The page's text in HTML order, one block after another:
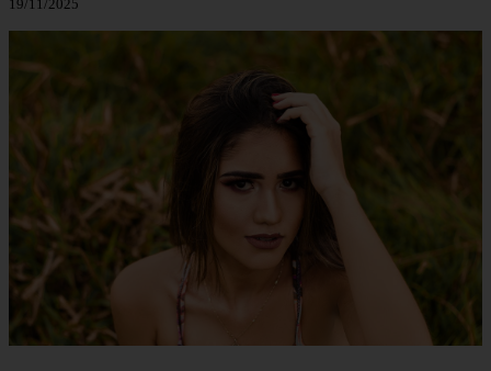
19/11/2025